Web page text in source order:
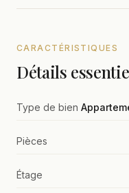
CARACTÉRISTIQUES
Détails
Type de bien
Pièces
Étage